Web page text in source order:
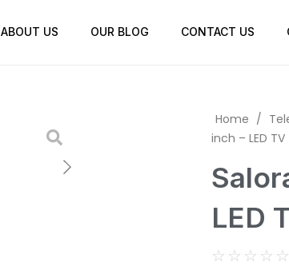
ABOUT US OUR BLOG CONTACT US
Home /
inch – LED TV
LED
☆ ☆ ☆ ☆ ☆